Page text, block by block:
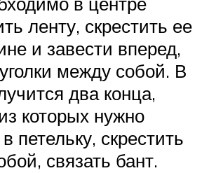
ленту, скрестить ее
и завести вперед,
между собой. В
два конца,
которых нужно
петельку, скрестить
связать бант.